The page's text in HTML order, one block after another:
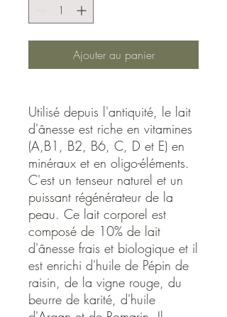
Ajouter au panier
Utilisé depuis l'antiquité, le lait
d'ânesse est riche en vitamines
(A,B1, B2, B6, C, D et E) en
minéraux et en oligo-éléments.
C'est un tenseur naturel et un
puissant régénérateur de la
peau. Ce lait corporel est
composé de 10% de lait
d'ânesse frais et biologique et il
est enrichi d'huile de Pépin de
raisin, de la vigne rouge, du
beurre de karité, d'huile